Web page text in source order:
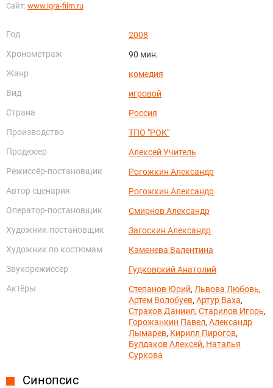
Сайт: www.igra-film.ru
Год
2008
Хронометраж
90 мин.
Жанр
комедия
Вид
игровой
Страна
Россия
Производство
ТПО "РОК"
Продюсер
Алексей Учитель
Режиссёр-постановщик
Рогожкин Александр
Автор сценария
Рогожкин Александр
Оператор-постановщик
Смирнов Александр
Художник-постановщик
Загоскин Александр
Художник по костюмам
Каменева Валентина
Звукорежиссер
Гудковский Анатолий
Актёры
Степанов Юрий, Львова Любовь,
Артем Волобуев,Артур Ваха,
Страхов Даниил,Старилов Игорь,
Горожанкин Павел,Александр
Лымарев, Кирилл Пирогов,
Булдаков Алексей, Наталья
Суркова
Синопсис